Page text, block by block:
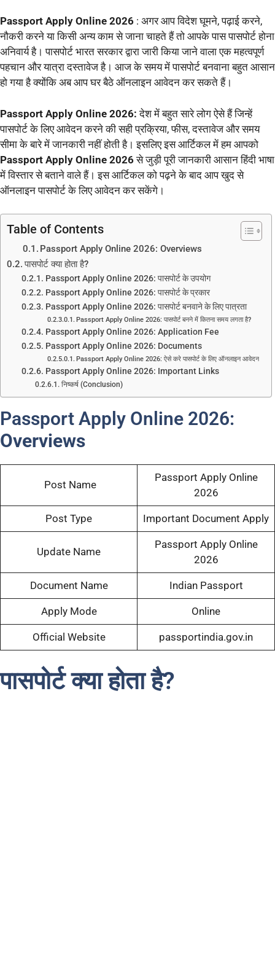
Passport Apply Online 2026 : अगर आप विदेश घूमने, पढ़ाई करने,
नौकरी करने या किसी अन्य काम से जाना चाहते हैं तो आपके पास पासपोर्ट होना
अनिवार्य है। पासपोर्ट भारत सरकार द्वारा जारी किया जाने वाला एक महत्वपूर्ण
पहचान और यात्रा दस्तावेज है। आज के समय में पासपोर्ट बनवाना बहुत आसान
हो गया है क्योंकि अब आप घर बैठे ऑनलाइन आवेदन कर सकते हैं।
Passport Apply Online 2026:देश में बहुत सारे लोग ऐसे हैं जिन्हें
पासपोर्ट के लिए आवेदन करने की सही प्रक्रिया, फीस, दस्तावेज और समय
सीमा के बारे में जानकारी नहीं होती है। इसलिए इस आर्टिकल में हम आपको
Passport Apply Online 2026से जुड़ी पूरी जानकारी आसान हिंदी भाषा
में विस्तार से बताने वाले हैं। इस आर्टिकल को पढ़ने के बाद आप खुद से
ऑनलाइन पासपोर्ट के लिए आवेदन कर सकेंगे।
Table of Contents
Passport Apply Online 2026: Overviews
पासपोर्ट क्या होता है?
Passport Apply Online 2026: पासपोर्ट के उपयोग
Passport Apply Online 2026: पासपोर्ट के प्रकार
Passport Apply Online 2026: पासपोर्ट बनवाने के लिए पात्रता
Passport Apply Online 2026: पासपोर्ट बनने में कितना समय लगता है?
Passport Apply Online 2026: Application Fee
Passport Apply Online 2026: Documents
Passport Apply Online 2026: ऐसे करे पासपोर्ट के लिए ऑनलाइन आवेदन
Passport Apply Online 2026: Important Links
निष्कर्ष (Conclusion)
Passport Apply Online 2026:
Overviews
Post Name
Passport Apply Online
2026
Post Type Important Document Apply
Update Name
Passport Apply Online
2026
Document Name Indian Passport
Apply Mode Online
Official Website passportindia.gov.in
पासपोर्ट क्या होता है?